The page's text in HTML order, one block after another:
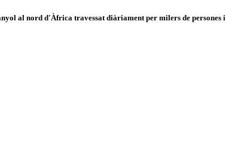
al nord d'Àfrica travessat diàriament per milers de persones i